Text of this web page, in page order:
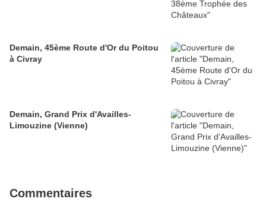
Demain, 45ème Route d'Or du Poitou
à Civray
Demain, Grand Prix d'Availles-
Limouzine (Vienne)
Commentaires